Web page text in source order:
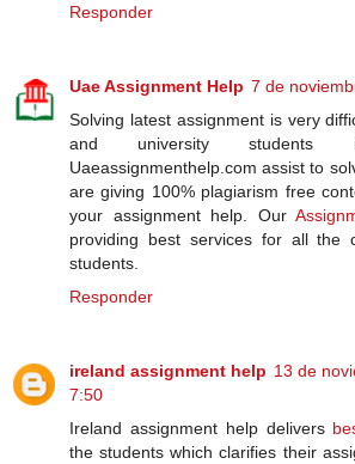
Responder
Uae Assignment Help 7 de
Solving latest assignment is very
and university students
Uaeassignmenthelp.com assist to
are giving 100% plagiarism free
your assignment help. Our
providing best services for all the
students.
Responder
ireland assignment help 13 de
7:50
Ireland assignment help delivers
the students which clarifies their